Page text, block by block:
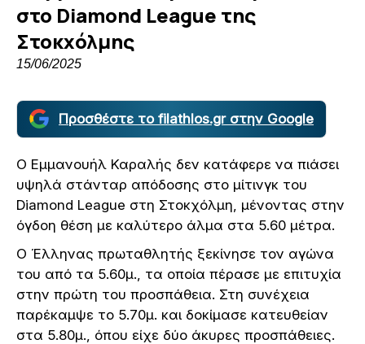
στο Diamond League της
Στοκχόλμης
15/06/2025
Προσθέστε το filathlos.gr στην Google
Ο Εμμανουήλ Καραλής δεν κατάφερε να πιάσει
υψηλά στάνταρ απόδοσης στο μίτινγκ του
Diamond League στη Στοκχόλμη, μένοντας στην
όγδοη θέση με καλύτερο άλμα στα 5.60 μέτρα.
Ο Έλληνας πρωταθλητής ξεκίνησε τον αγώνα
του από τα 5.60μ., τα οποία πέρασε με επιτυχία
στην πρώτη του προσπάθεια. Στη συνέχεια
παρέκαμψε το 5.70μ. και δοκίμασε κατευθείαν
στα 5.80μ., όπου είχε δύο άκυρες προσπάθειες.